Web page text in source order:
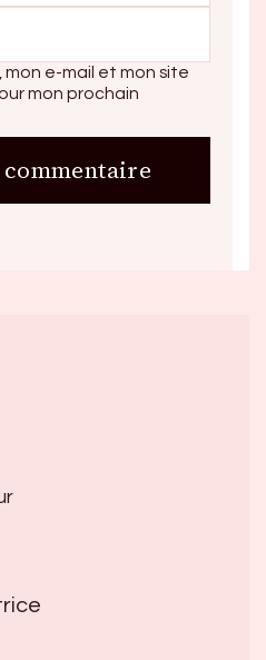
mon e-mail et mon site
mon prochain